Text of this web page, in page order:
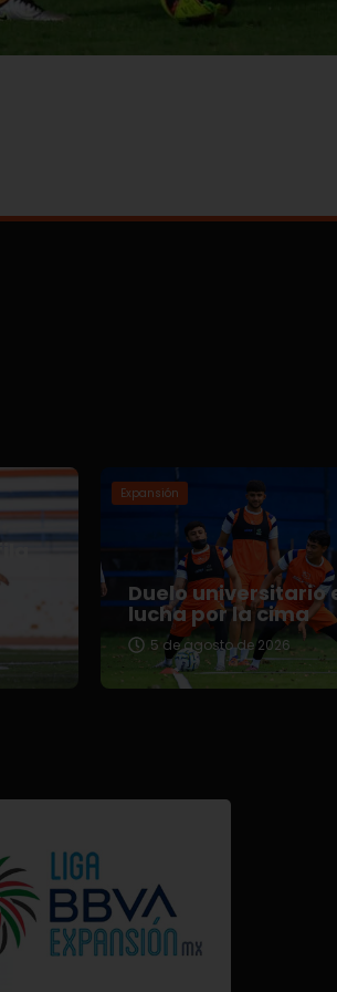
Expansión
Duelo universitario
lucha por la cima
5 de agosto de 2026